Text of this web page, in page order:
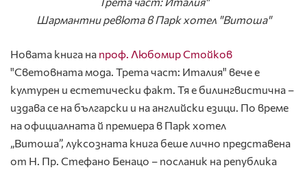
Шармантни ревюта в Парк хотел "Витоша"
Новата книга на проф. Любомир Стойков
"Световната мода. Трета част: Италия" вече е
културен и естетически факт. Тя е билингвистична –
издава се на български и на английски езици. По време
на официалната й премиера в Парк хотел
„Витоша”, луксозната книга беше лично представена
от Н. Пр. Стефано Бенацо – посланик на република